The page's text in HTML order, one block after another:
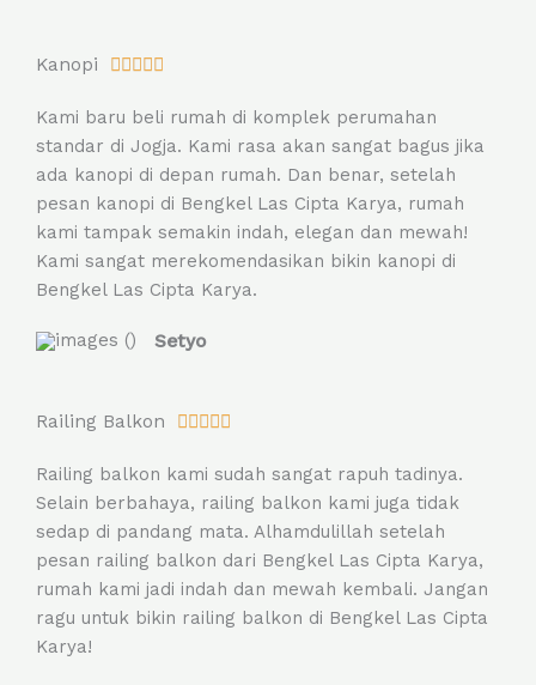
Kanopi 
e
d
5
o
u
t
f
Kami baru beli rumah di komplek perumahan
standar di Jogja. Kami rasa akan sangat bagus jika
ada kanopi di depan rumah. Dan benar, setelah
pesan kanopi di Bengkel Las Cipta Karya, rumah
kami tampak semakin indah, elegan dan mewah!
Kami sangat merekomendasikan bikin kanopi di
Bengkel Las Cipta Karya.
Setyo
Railing Balkon 
t
e
d
5
o
u
Railing balkon kami sudah sangat rapuh tadinya.
Selain berbahaya, railing balkon kami juga tidak
sedap di pandang mata. Alhamdulillah setelah
pesan railing balkon dari Bengkel Las Cipta Karya,
rumah kami jadi indah dan mewah kembali. Jangan
ragu untuk bikin railing balkon di Bengkel Las Cipta
Karya!